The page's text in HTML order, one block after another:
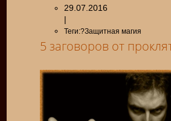
29.07.2016
|
Теги:?Защитная магия
5 заговоров от